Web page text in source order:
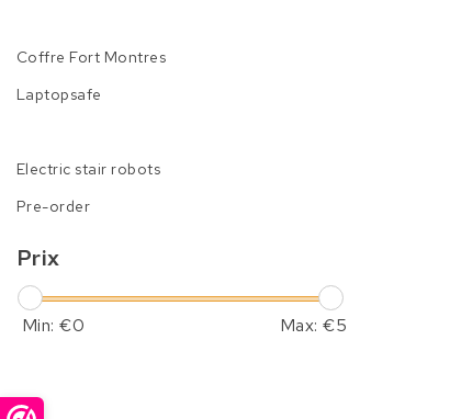
Coffre Fort Montres
Laptopsafe
Electric stair robots
Pre-order
Prix
Min: €0 Max: €5